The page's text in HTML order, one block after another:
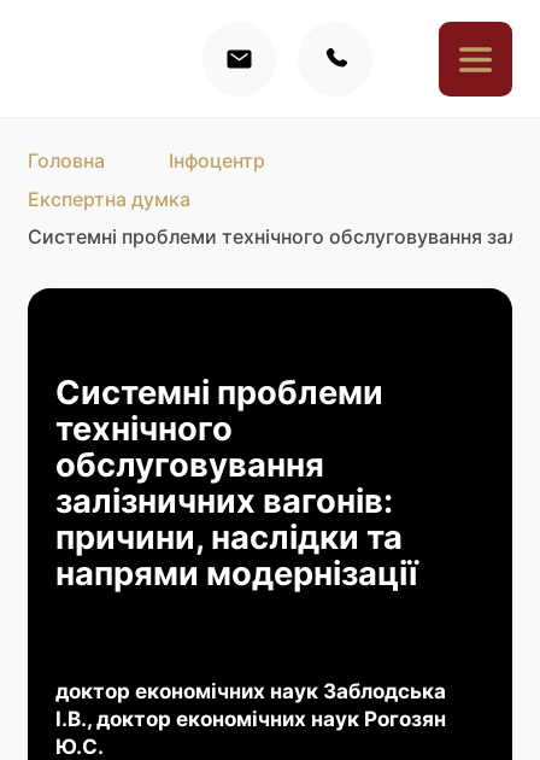
Головна
Інфоцентр
Експертна думка
Системні проблеми технічного обслуговування
Системні проблеми
технічного
обслуговування
залізничних вагонів:
причини, наслідки та
напрями модернізації
доктор економічних наук Заблодська
І.В., доктор економічних наук Рогозян
Ю.С.